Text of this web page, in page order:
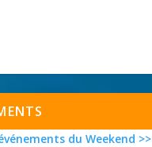
du Weekend >>